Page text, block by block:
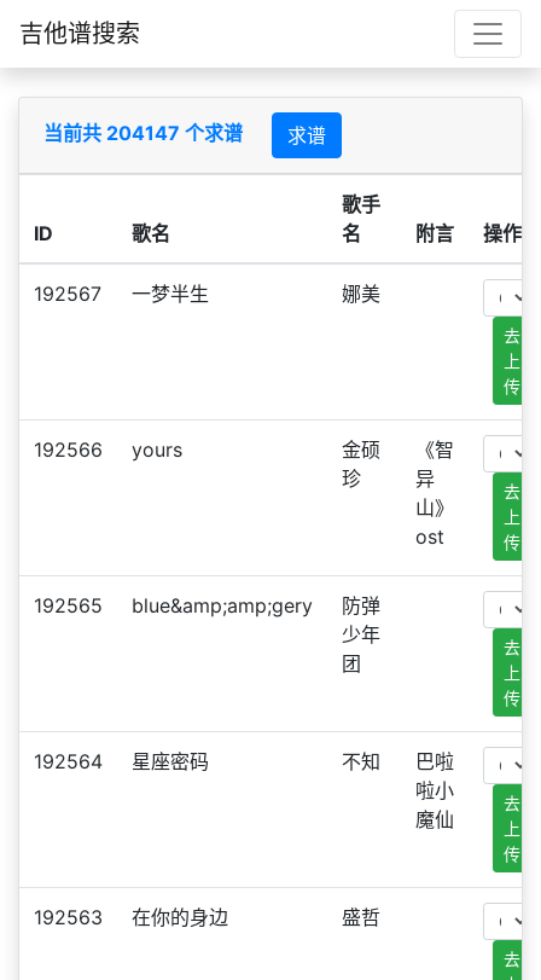
吉他谱搜索
当前共 204147 个求谱 求谱
ID 歌名
歌手
名
附言 操作
192567 一梦半生 娜美
去
上
传
192566 yours
金硕
珍
《智
异
山》
ost
去
上
传
192565 blue&amp;amp;gery
防弹
少年
团
去
上
传
192564 星座密码 不知
巴啦
啦小
魔仙
去
上
传
192563 在你的身边 盛哲
去